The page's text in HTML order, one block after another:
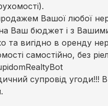
Вашої любої
на Ваш бюджет і з
вигідно в оренду
самостійно, без
супровід угоди!!!